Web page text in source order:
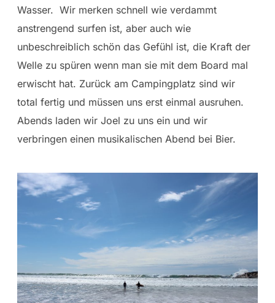
Wasser. Wir merken schnell wie verdammt
anstrengend surfen ist, aber auch wie
unbeschreiblich schön das Gefühl ist, die Kraft der
Welle zu spüren wenn man sie mit dem Board mal
erwischt hat. Zurück am Campingplatz sind wir
total fertig und müssen uns erst einmal ausruhen.
Abends laden wir Joel zu uns ein und wir
verbringen einen musikalischen Abend bei Bier.